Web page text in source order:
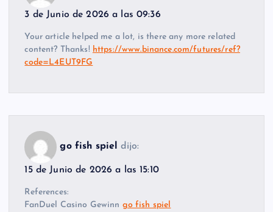
3 de Junio de 2026 a las 09:36
Your article helped me a lot, is there any more related
content? Thanks! https://www.binance.com/futures/ref?
code=L4EUT9FG
go fish spiel dijo:
15 de Junio de 2026 a las 15:10
References:
FanDuel Casino Gewinn go fish spiel